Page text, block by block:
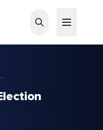
Election Analysis